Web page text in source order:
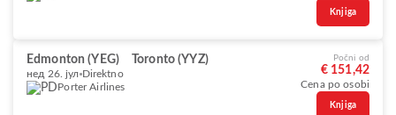
Knjiga
Edmonton (YEG) Toronto (YYZ)
нед 26. јул Direktno
Porter Airlines
Počni od
€ 151,42
Cena po osobi
Knjiga